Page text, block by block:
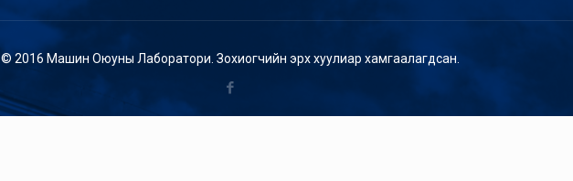
© 2016 Машин Оюуны Лаборатори. Зохиогчийн эрх хуулиар хамгаалагдсан.